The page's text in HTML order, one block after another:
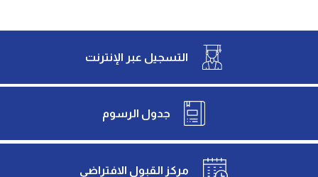
التسجيل عبر الإنترنت
جدول الرسوم
مركز القبول الافتراضي